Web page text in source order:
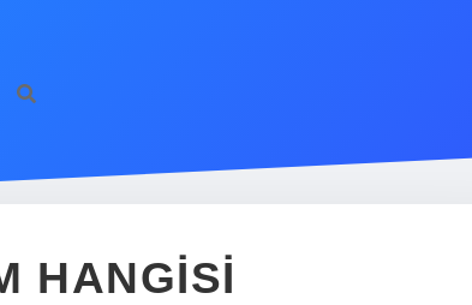
HANGISI